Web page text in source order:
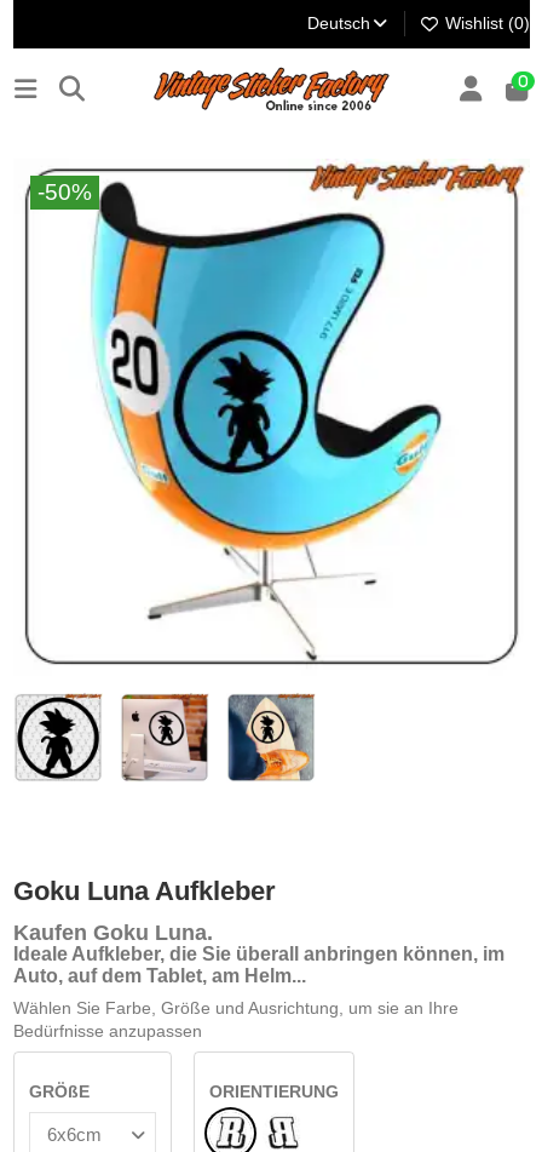
Deutsch Wishlist (0)
0
-50%
Goku Luna Aufkleber
Kaufen Goku Luna.
Ideale Aufkleber, die Sie überall anbringen können, im
Auto, auf dem Tablet, am Helm...
Wählen Sie Farbe, Größe und Ausrichtung, um sie an Ihre
Bedürfnisse anzupassen
GRÖßE
ORIENTIERUNG
NormaleUmgedreht